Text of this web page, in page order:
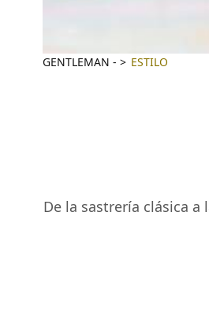
GENTLEMAN - ESTILO
De la sastrería clásica a